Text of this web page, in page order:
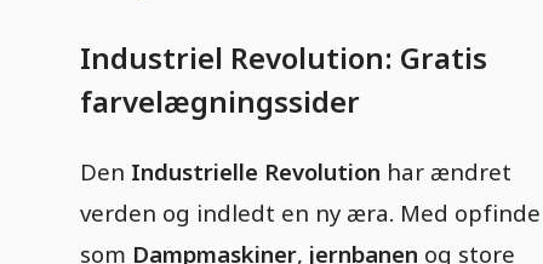
Industriel Revolution: Gratis
farvelægningssider
Den Industrielle Revolution har ændret
verden og indledt en ny æra. Med
som Dampmaskiner, jernbanen og store